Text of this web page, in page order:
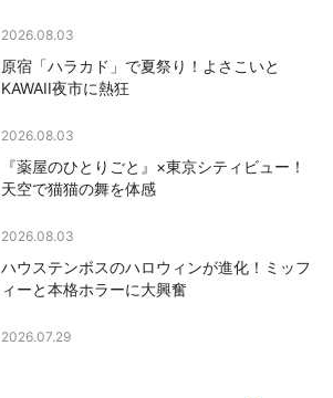
2026.08.03
原宿「ハラカド」で夏祭り！よさこいと
KAWAII夜市に熱狂
2026.08.03
『薬屋のひとりごと』×東京シティビュー！
天空で猫猫の舞を体感
2026.08.03
ハウステンボスのハロウィンが進化！ミッフ
ィーと本格ホラーに大興奮
2026.07.29